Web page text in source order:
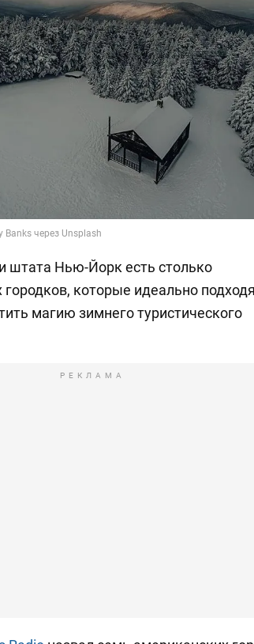
через Unsplash
штата Нью-Йорк есть столько
которые идеально
магию зимнего туристического
РЕКЛАМА